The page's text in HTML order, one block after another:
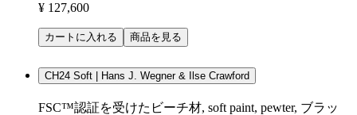
¥ 127,600
カートに入れる 商品を見る
CH24 Soft | Hans J. Wegner & Ilse Crawford
FSC™認証を受けたビーチ材, soft paint, pewter, ブラッ